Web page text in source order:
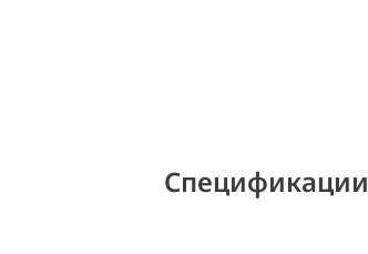
Спецификации